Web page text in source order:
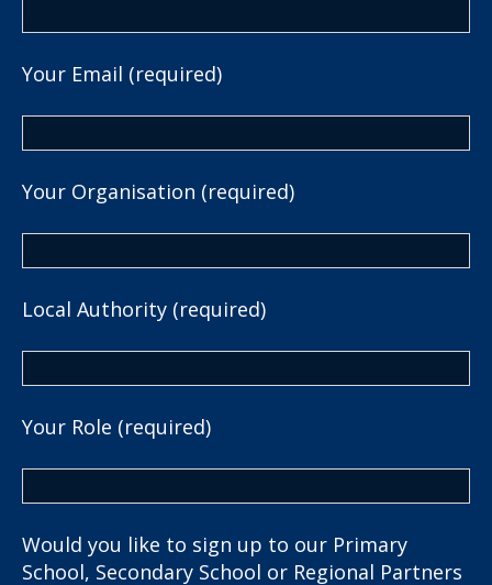
Your Email (required)
Your Organisation (required)
Local Authority (required)
Your Role (required)
Would you like to sign up to our Primary
School, Secondary School or Regional Partners